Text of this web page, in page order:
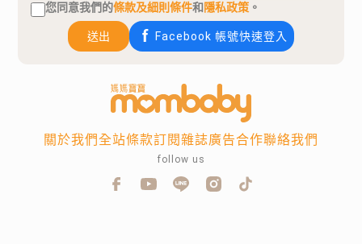
您同意我們的條款及細則條件和隱私政策 。
送出 Facebook 帳號快速登入
關於我們全站條款訂閱雜誌廣告合作聯絡我們
follow us